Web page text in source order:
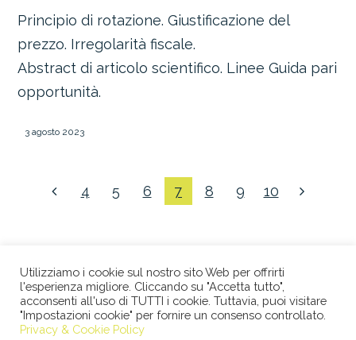
Principio di rotazione. Giustificazione del
prezzo. Irregolarità fiscale.
Abstract di articolo scientifico. Linee Guida pari
opportunità.
3 agosto 2023
4 5 6 7 8 9 10
© 2026 STUDIO LEGALE BERTACCO RECLA & PARTNERS •
VIA SAN CLEMENTE, 1 • 20122 MILANO • TEL +39 02
Utilizziamo i cookie sul nostro sito Web per offrirti
l'esperienza migliore. Cliccando su "Accetta tutto",
acconsenti all'uso di TUTTI i cookie. Tuttavia, puoi visitare
"Impostazioni cookie" per fornire un consenso controllato.
Privacy & Cookie Policy